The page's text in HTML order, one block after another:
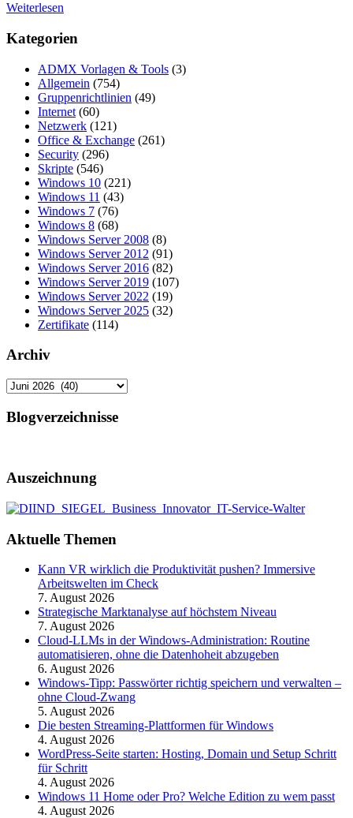
Weiterlesen
Kategorien
ADMX Vorlagen & Tools (3)
Allgemein (754)
Gruppenrichtlinien (49)
Internet (60)
Netzwerk (121)
Office & Exchange (261)
Security (296)
Skripte (546)
Windows 10 (221)
Windows 11 (43)
Windows 7 (76)
Windows 8 (68)
Windows Server 2008 (8)
Windows Server 2012 (91)
Windows Server 2016 (82)
Windows Server 2019 (107)
Windows Server 2022 (19)
Windows Server 2025 (32)
Zertifikate (114)
Archiv
Archiv
Blogverzeichnisse
Auszeichnung
Aktuelle Themen
Kann VR wirklich die Produktivität pushen? Immersive
Arbeitswelten im Check
7. August 2026
Strategische Marktanalyse auf höchstem Niveau
7. August 2026
Cloud-LLMs in der Windows-Administration: Routine
automatisieren, ohne die Datenhoheit abzugeben
6. August 2026
Windows-Tipp: Passwörter richtig speichern und verwalten –
ohne Cloud-Zwang
5. August 2026
Die besten Streaming-Plattformen für Windows
4. August 2026
WordPress-Seite starten: Hosting, Domain und Setup Schritt
für Schritt
4. August 2026
Windows 11 Home oder Pro? Welche Edition zu wem passt
4. August 2026